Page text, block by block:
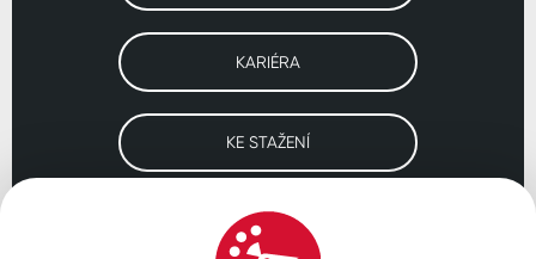
KARIÉRA
KE STAŽENÍ
Navštivte naše pobočky